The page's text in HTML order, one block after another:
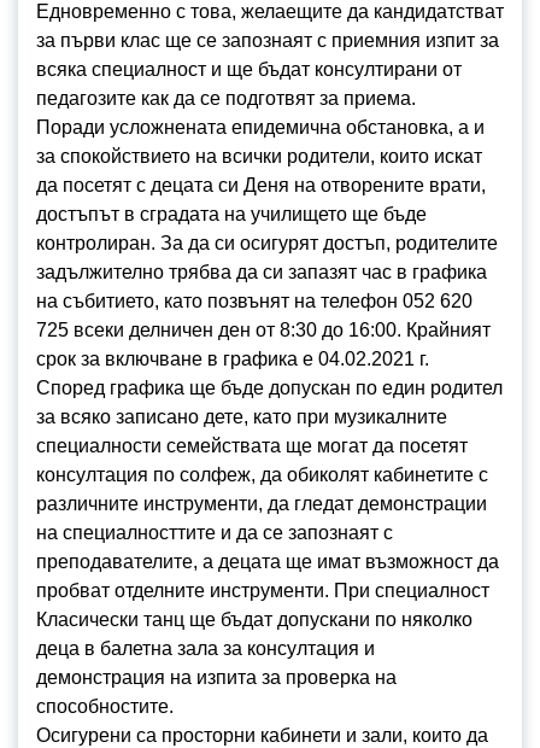
Едновременно с това, желаещите да кандидатстват
за първи клас ще се запознаят с приемния изпит за
всяка специалност и ще бъдат консултирани от
педагозите как да се подготвят за приема.
Поради усложнената епидемична обстановка, а и
за спокойствието на всички родители, които искат
да посетят с децата си Деня на отворените врати,
достъпът в сградата на училището ще бъде
контролиран. За да си осигурят достъп, родителите
задължително трябва да си запазят час в графика
на събитието, като позвънят на телефон 052 620
725 всеки делничен ден от 8:30 до 16:00. Крайният
срок за включване в графика е 04.02.2021 г.
Според графика ще бъде допускан по един родител
за всяко записано дете, като при музикалните
специалности семействата ще могат да посетят
консултация по солфеж, да обиколят кабинетите с
различните инструменти, да гледат демонстрации
на специалносттите и да се запознаят с
преподавателите, а децата ще имат възможност да
пробват отделните инструменти. При специалност
Класически танц ще бъдат допускани по няколко
деца в балетна зала за консултация и
демонстрация на изпита за проверка на
способностите.
Осигурени са просторни кабинети и зали, които да